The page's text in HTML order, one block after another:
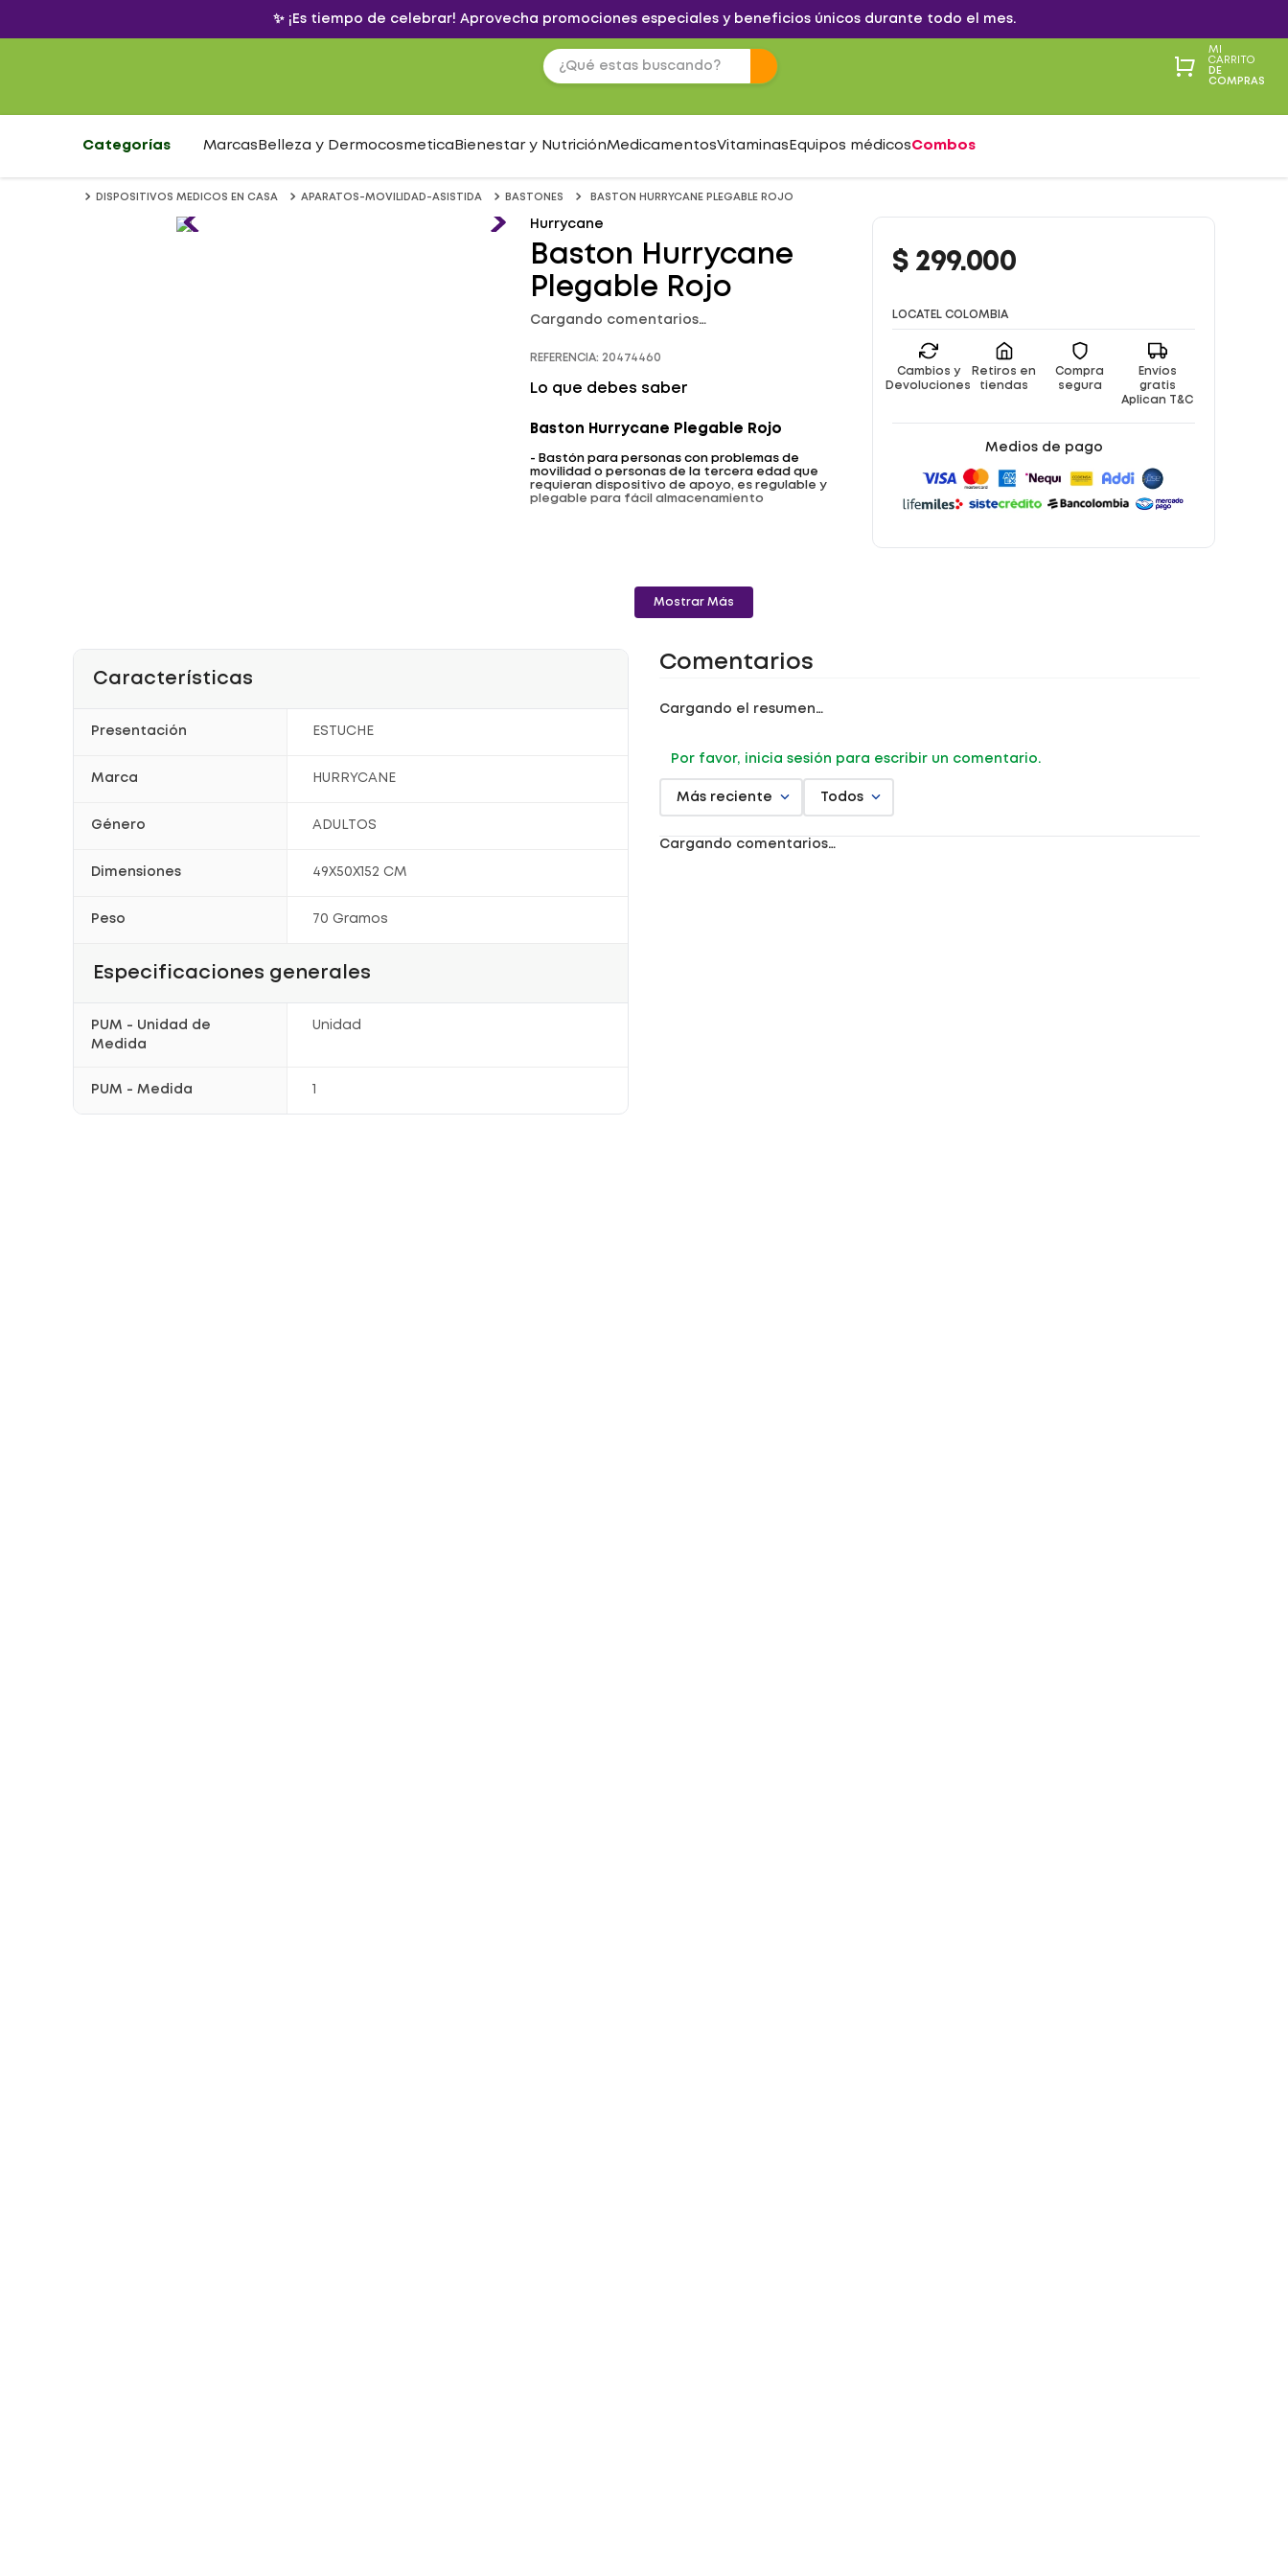
✨ ¡Es tiempo de celebrar! Aprovecha promociones especiales y beneficios únicos durante todo el mes.
MI
CARRITO
DE
COMPRAS
Categorías Marcas Belleza y Dermocosmetica Bienestar y NutriciónMedicamentosVitaminas Equipos médicosCombos
DISPOSITIVOS MEDICOS EN CASA APARATOS-MOVILIDAD-ASISTIDA BASTONES BASTON HURRYCANE PLEGABLE ROJO
Hurrycane
Baston Hurrycane
Plegable Rojo
Cargando comentarios…
REFERENCIA: 20474460
Lo que debes saber
Baston Hurrycane Plegable Rojo
- Bastón para personas con problemas de
movilidad o personas de la tercera edad que
requieran dispositivo de apoyo, es regulable y
plegable para fácil almacenamiento
Mostrar Más
$ 299.000
LOCATEL COLOMBIA
Cambios y
Devoluciones
Retiros en
tiendas
Compra
segura
Envíos
gratis
Aplican T&C
Medios de pago
Características
Presentación ESTUCHE
Marca HURRYCANE
Género ADULTOS
Dimensiones 49X50X152 CM
Peso 70 Gramos
Especificaciones generales
PUM - Unidad de
Medida
Unidad
PUM - Medida 1
Comentarios
Cargando el resumen…
Por favor, inicia sesión para escribir un comentario.
Más reciente Todos
Cargando comentarios…